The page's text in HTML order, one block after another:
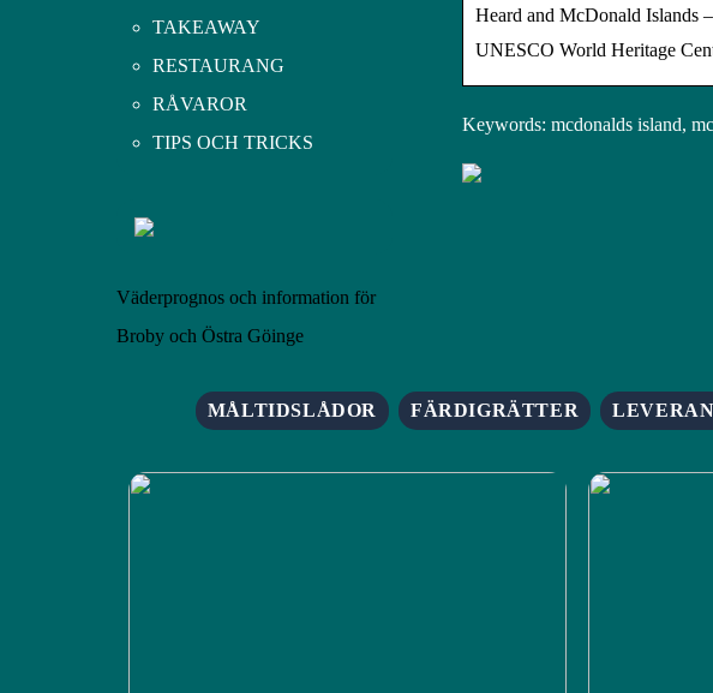
Heard and McDonald Islands
UNESCO World Heritage
Keywords: mcdonalds island,
TAKEAWAY
RESTAURANG
RÅVAROR
TIPS OCH TRICKS
Väderprognos och information för
Broby och Östra Göinge
MÅLTIDSLÅDOR FÄRDIGRÄTTER